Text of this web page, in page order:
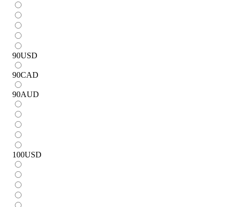
90USD
90CAD
90AUD
100USD